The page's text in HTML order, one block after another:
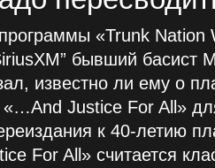
«Trunk Nation
бывший басист
известно ли ему о
Justice For All»
к 40-летию
For All» считается